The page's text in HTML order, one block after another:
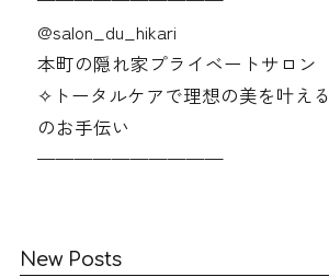
@‌salon_du_hikari
本町の隠れ家プライベートサロン
✧︎トータルケアで理想の美を叶える
のお手伝い
——————————
New Posts